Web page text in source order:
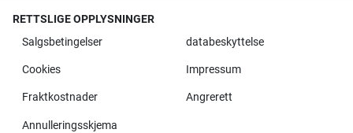
RETTSLIGE OPPLYSNINGER
Salgsbetingelser
databeskyttelse
Cookies Impressum
Fraktkostnader Angrerett
Annulleringsskjema